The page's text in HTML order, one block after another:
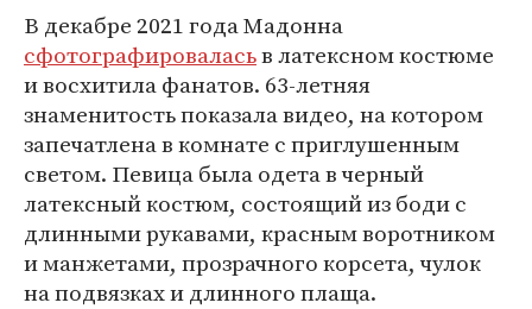
В декабре 2021 года Мадонна
сфотографироваласьв латексном костюме
и восхитила фанатов. 63-летняя
знаменитость показала видео, на котором
запечатлена в комнате с приглушенным
светом. Певица была одета в черный
латексный костюм, состоящий из боди с
длинными рукавами, красным воротником
и манжетами, прозрачного корсета, чулок
на подвязках и длинного плаща.